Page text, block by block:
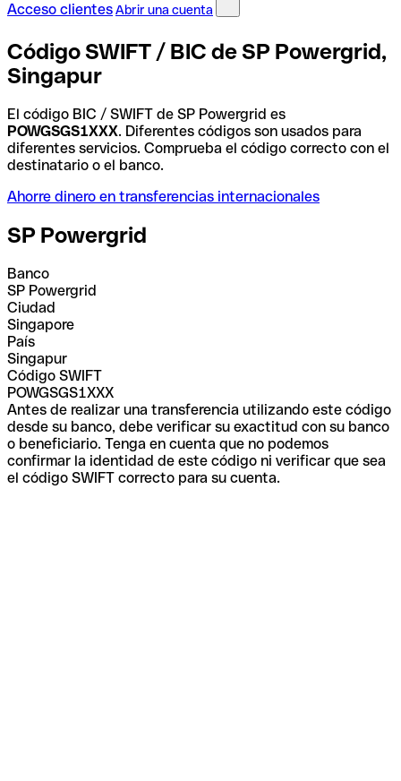
Acceso clientesAbrir una cuenta
Código SWIFT / BIC de SP Powergrid,
Singapur
El código BIC / SWIFT de SP Powergrid es
POWGSGS1XXX. Diferentes códigos son usados para
diferentes servicios. Comprueba el código correcto con el
destinatario o el banco.
Ahorre dinero en transferencias internacionales
SP Powergrid
Banco
SP Powergrid
Ciudad
Singapore
País
Singapur
Código SWIFT
POWGSGS1XXX
Antes de realizar una transferencia utilizando este código
desde su banco, debe verificar su exactitud con su banco
o beneficiario. Tenga en cuenta que no podemos
confirmar la identidad de este código ni verificar que sea
el código SWIFT correcto para su cuenta.